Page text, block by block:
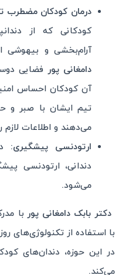
درمان کودکان
کودکانی که از
آرام‌بخشی و بیهوشی
دامغانی پور فضایی
آن کودکان احساس
تیم ایشان با صبر و
می‌دهند و اطلاعات لازم
ارتودنسی پیشگیری:
دندانی، ارتودنسی
می‌شود.
دکتر بابک دامغانی پور با
با استفاده از تکنولوژی‌های
در این حوزه، دندان‌های
می‌کند.